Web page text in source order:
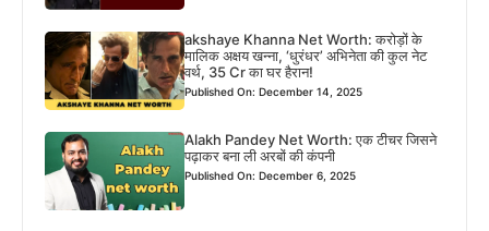
akshaye Khanna Net Worth: करोड़ों के
मालिक अक्षय खन्ना, ‘धुरंधर’ अभिनेता की कुल नेट
वर्थ, 35 Cr का घर हैरान!
Published On: December 14, 2025
Alakh Pandey Net Worth: एक टीचर जिसने
पढ़ाकर बना ली अरबों की कंपनी
Published On: December 6, 2025